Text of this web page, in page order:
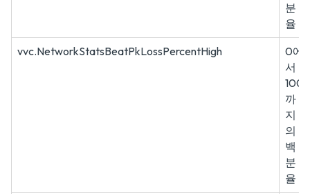
분
율
vvc.NetworkStatsBeatPkLossPercentHigh
0에
서
100
까
지
의
백
분
율